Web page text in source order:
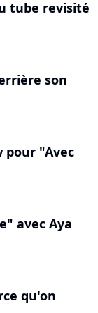
tube revisité
son
pour "Avec
avec Aya
qu'on